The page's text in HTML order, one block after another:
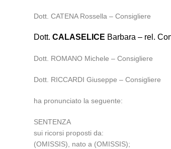
Dott. CATENA Rossella – Consigliere
Dott.CALASELICE Barbara – rel.
Dott. ROMANO Michele – Consigliere
Dott. RICCARDI Giuseppe – Consigliere
ha pronunciato la seguente:
SENTENZA
sui ricorsi proposti da:
(OMISSIS), nato a (OMISSIS);